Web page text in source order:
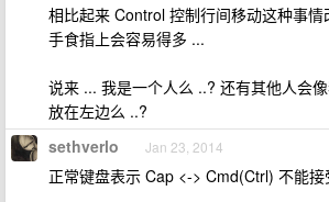
相比起来 Control 控制行间移动这种事
手食指上会容易得多 ...
说来 ... 我是一个人么 ..? 还有其他人会
放在左边么 ..?
sethverlo Jan 23, 2014
正常键盘表示 Cap <-> Cmd(Ctrl) 不能